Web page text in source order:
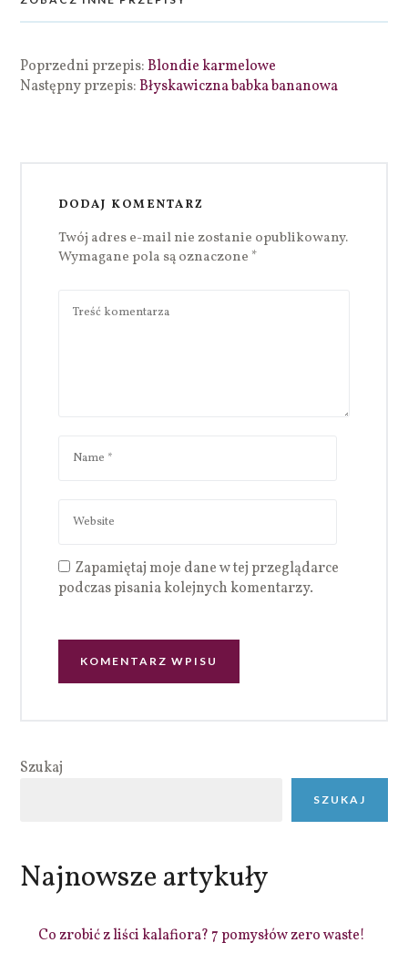
Poprzedni przepis:Blondie karmelowe
Następny przepis:Błyskawiczna babka bananowa
DODAJ KOMENTARZ
Twój adres e-mail nie zostanie opublikowany.
Wymagane pola są oznaczone *
Zapamiętaj moje dane w tej przeglądarce
podczas pisania kolejnych komentarzy.
Szukaj
SZUKAJ
Najnowsze artykuły
Co zrobić z liści kalafiora? 7 pomysłów zero waste!